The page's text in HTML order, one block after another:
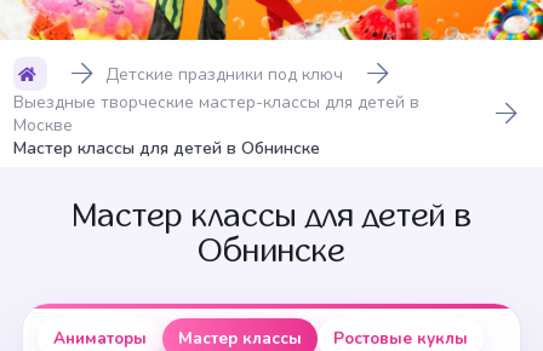
Детские праздники под ключ
Выездные творческие мастер-классы для детей в
Москве
Мастер классы для детей в Обнинске
Мастер классы для детей в
Обнинске
Аниматоры Мастер классы
Ростовые куклы